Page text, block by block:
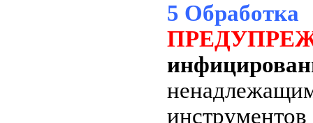
5 Обработка
инструментов